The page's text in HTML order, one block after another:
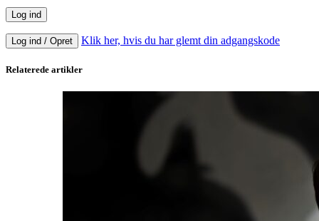
Log ind / Opret Klik her, hvis du har glemt din adgangskode
Relaterede artikler